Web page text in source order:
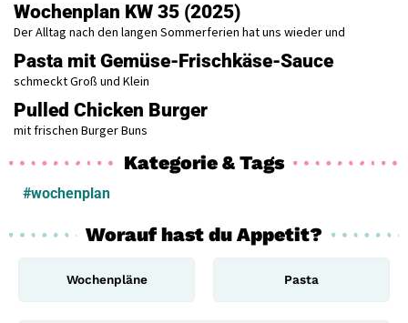
Wochenplan KW 35 (2025)
Der Alltag nach den langen Sommerferien hat uns wieder und
Pasta mit Gemüse-Frischkäse-Sauce
schmeckt Groß und Klein
Pulled Chicken Burger
mit frischen Burger Buns
Kategorie & Tags
#wochenplan
Worauf hast du Appetit?
Wochenpläne Pasta